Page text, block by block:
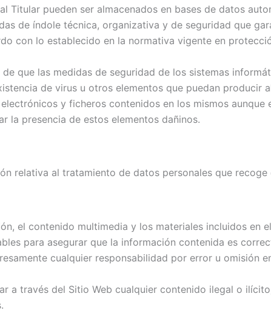
Titular pueden ser almacenados en bases de datos
de índole técnica, organizativa y de seguridad que
con lo establecido en la normativa vigente en
que las medidas de seguridad de los sistemas
de virus u otros elementos que puedan
y ficheros contenidos en los mismos
la presencia de estos elementos dañinos.
relativa al tratamiento de datos personales que
el contenido multimedia y los materiales incluidos en
para asegurar que la información contenida es
cualquier responsabilidad por error u omisión
a través del Sitio Web cualquier contenido ilegal o